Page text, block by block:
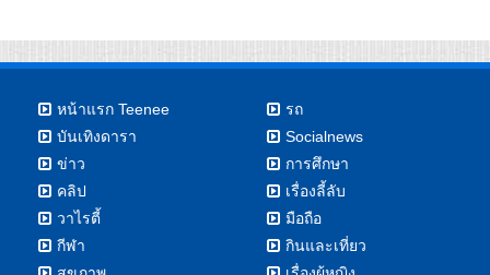
หน้าแรก Teenee
บันเทิงดารา
ข่าว
คลิป
วาไรตี้
กีฬา
รถ
Socialnews
การศึกษา
เรื่องลี้ลับ
มือถือ
กินและเที่ยว